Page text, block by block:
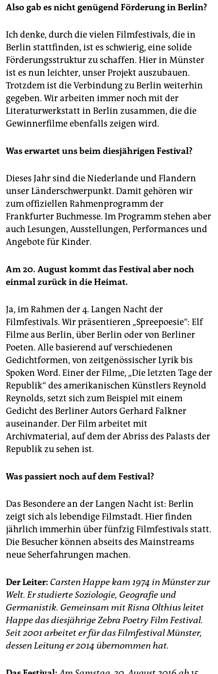
Also gab es nicht genügend Förderung in Berlin?
Ich denke, durch die vielen Filmfestivals, die in
Berlin stattfinden, ist es schwierig, eine solide
Förderungsstruktur zu schaffen. Hier in Münster
ist es nun leichter, unser Projekt auszubauen.
Trotzdem ist die Verbindung zu Berlin weiterhin
gegeben. Wir arbeiten immer noch mit der
Literaturwerkstatt in Berlin zusammen, die die
Gewinnerfilme ebenfalls zeigen wird.
Was erwartet uns beim diesjährigen Festival?
Dieses Jahr sind die Niederlande und Flandern
unser Länderschwerpunkt. Damit gehören wir
zum offiziellen Rahmenprogramm der
Frankfurter Buchmesse. Im Programm stehen aber
auch Lesungen, Ausstellungen, Performances und
Angebote für Kinder.
Am 20. August kommt das Festival aber noch
einmal zurück in die Heimat.
Ja, im Rahmen der 4. Langen Nacht der
Filmfestivals. Wir präsentieren „Spreepoesie“: Elf
Filme aus Berlin, über Berlin oder von Berliner
Poeten. Alle basierend auf verschiedenen
Gedichtformen, von zeitgenössischer Lyrik bis
Spoken Word. Einer der Filme, „Die letzten Tage der
Republik“ des amerikanischen Künstlers Reynold
Reynolds, setzt sich zum Beispiel mit einem
Gedicht des Berliner Autors Gerhard Falkner
auseinander. Der Film arbeitet mit
Archivmaterial, auf dem der Abriss des Palasts der
Republik zu sehen ist.
Was passiert noch auf dem Festival?
Das Besondere an der Langen Nacht ist: Berlin
zeigt sich als lebendige Filmstadt. Hier finden
jährlich immerhin über fünfzig Filmfestivals statt.
Die Besucher können abseits des Mainstreams
neue Seherfahrungen machen.
Der Leiter: Carsten Happe kam 1974 in Münster zur
Welt. Er studierte Soziologie, Geografie und
Germanistik. Gemeinsam mit Risna Olthius leitet
Happe das diesjährige Zebra Poetry Film Festival.
Seit 2001 arbeitet er für das Filmfestival Münster,
dessen Leitung er 2014 übernommen hat.